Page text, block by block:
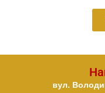
вул.